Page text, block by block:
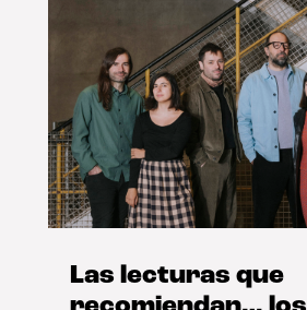
Las lecturas que